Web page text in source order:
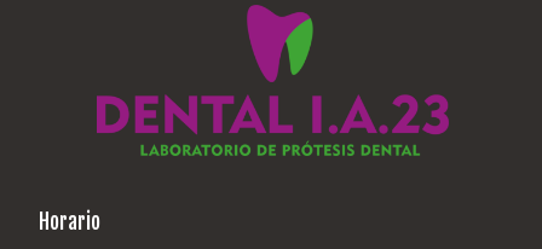
Horario